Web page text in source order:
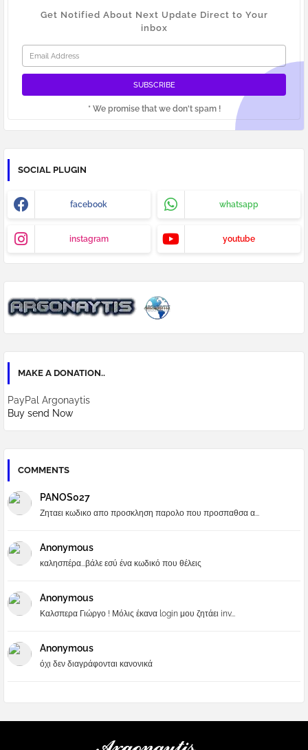
Get Notified About Next Update Direct to Your
inbox
* We promise that we don't spam !
SOCIAL PLUGIN
facebook whatsapp
instagram youtube
MAKE A DONATION..
PayPal Argonaytis
Buy send Now
COMMENTS
PANOS027
Ζηταει κωδικο απο προσκληση παρολο που προσπαθσα α...
Anonymous
καλησπέρα...βάλε εσύ ένα κωδικό που θέλεις
Anonymous
Καλσπερα Γιώργο ! Μόλις έκανα login μου ζητάει inv...
Anonymous
όχι δεν διαγράφονται κανονικά